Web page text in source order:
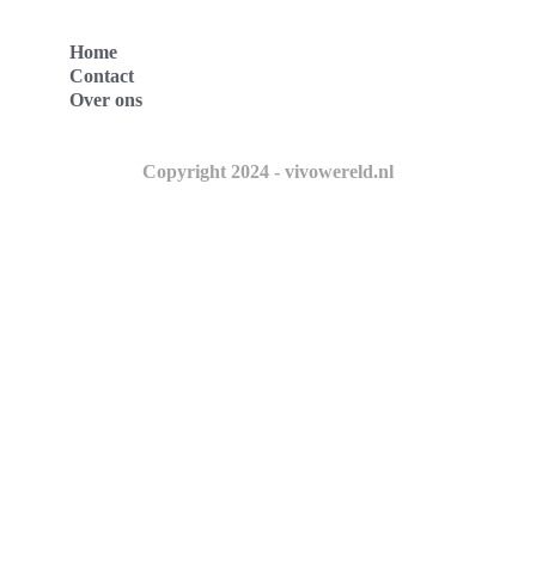
Home
Contact
Over ons
Copyright 2024 - vivowereld.nl